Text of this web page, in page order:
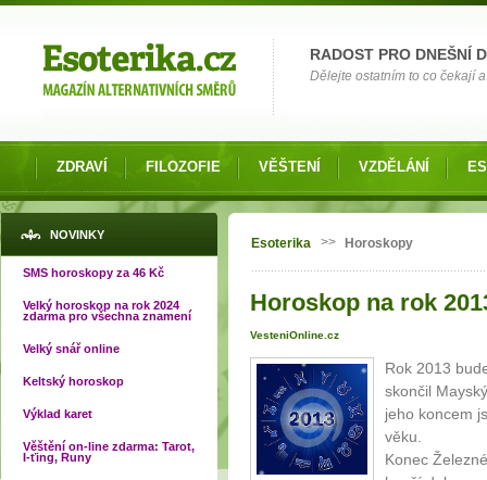
RADOST PRO DNEŠNÍ
Dělejte ostatním to co čekají
ZDRAVÍ FILOZOFIE VĚŠTENÍ VZDĚLÁNÍ
NOVINKY
SMS horoskopy za 46 Kč
Velký horoskop na rok 2024
zdarma pro všechna znamení
Velký snář online
Keltský horoskop
Výklad karet
Věštění on-line zdarma: Tarot,
I-ťing, Runy
Jste zde
Esoterika >> Horoskopy
Horoskop na rok
VesteniOnline.cz
Rok 2013
skončil
jeho koncem
věku.
Konec